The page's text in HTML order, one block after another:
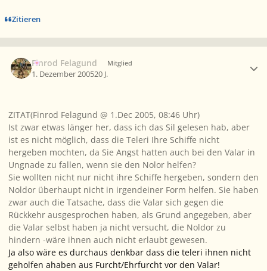
Zitieren
Finrod Felagund Mitglied
1. Dezember 200520 J.
ZITAT(Finrod Felagund @ 1.Dec 2005, 08:46 Uhr)
Ist zwar etwas länger her, dass ich das Sil gelesen hab, aber
ist es nicht möglich, dass die Teleri Ihre Schiffe nicht
hergeben mochten, da Sie Angst hatten auch bei den Valar in
Ungnade zu fallen, wenn sie den Nolor helfen?
Sie wollten nicht nur nicht ihre Schiffe hergeben, sondern den
Noldor überhaupt nicht in irgendeiner Form helfen. Sie haben
zwar auch die Tatsache, dass die Valar sich gegen die
Rückkehr ausgesprochen haben, als Grund angegeben, aber
die Valar selbst haben ja nicht versucht, die Noldor zu
hindern -wäre ihnen auch nicht erlaubt gewesen.
Ja also wäre es durchaus denkbar dass die teleri ihnen nicht
geholfen ahaben aus Furcht/Ehrfurcht vor den Valar!